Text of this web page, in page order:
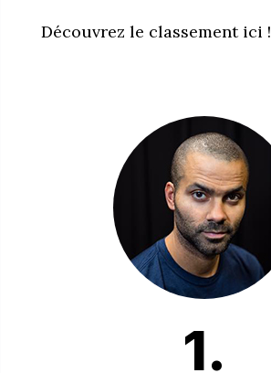
Découvrez le classement ici !
1.